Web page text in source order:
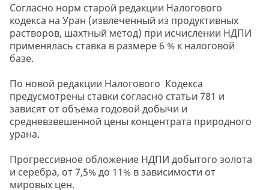
Согласно норм старой редакции Налогового
кодекса на Уран (извлеченный из продуктивных
растворов, шахтный метод) при исчислении НДПИ
применялась ставка в размере 6 % к налоговой
базе.
По новой редакции Налогового Кодекса
предусмотрены ставки согласно статьи 781 и
зависят от объема годовой добычи и
средневзвешенной цены концентрата природного
урана.
Прогрессивное обложение НДПИ добытого золота
и серебра, от 7,5% до 11% в зависимости от
мировых цен.